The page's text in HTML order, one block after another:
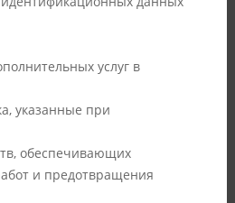
услуг в
указанные при
обеспечивающих
и предотвращения